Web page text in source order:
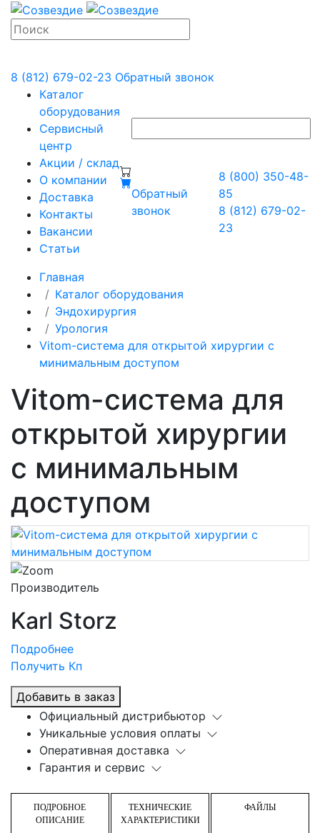
8 (812) 679-02-23 Обратный звонок
Каталог
оборудования
Сервисный
центр
Акции / склад
О компании
Доставка
Контакты
Вакансии
Статьи
Обратный
звонок
8 (800) 350-48-
85
8 (812) 679-02-
23
Главная
Каталог оборудования
Эндохирургия
Урология
Vitom-система для открытой хирургии с
минимальным доступом
Vitom-система для
открытой хирургии
с минимальным
доступом
Производитель
Karl Storz
Подробнее
Получить Кп
Добавить в заказ
Официальный дистрибьютор
Уникальные условия оплаты
Оперативная доставка
Гарантия и сервис
ПОДРОБНОЕ
ОПИСАНИЕ
ТЕХНИЧЕСКИЕ
ХАРАКТЕРИСТИКИ
ФАЙЛЫ